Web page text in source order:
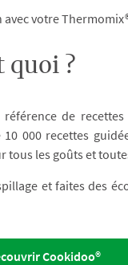
votre
quoi ?
de recettes
000 recettes
tous les goûts et
et faites des
Cookidoo®